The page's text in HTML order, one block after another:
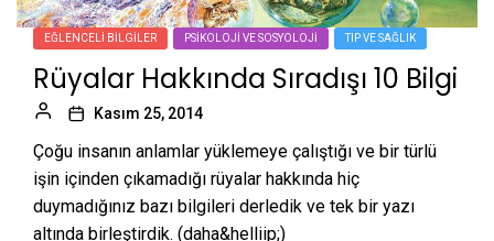
EĞLENCELI BILGILER PSIKOLOJI VE SOSYOLOJI TIP VE SAĞLIK
Rüyalar Hakkında Sıradışı 10 Bilgi
Kasım 25, 2014
Çoğu insanın anlamlar yüklemeye çalıştığı ve bir türlü
işin içinden çıkamadığı rüyalar hakkında hiç
duymadığınız bazı bilgileri derledik ve tek bir yazı
altında birleştirdik. (daha&helliip;)